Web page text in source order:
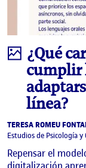
Infografía
¿Qué
cumplir
línea?
TERESA ROMEU
Estudios de Psicología y
Repensar el